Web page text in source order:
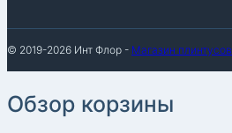
© 2019-2026 Инт Флор - Магазин плинтусов
Обзор корзины